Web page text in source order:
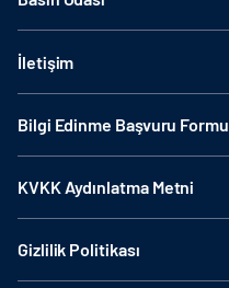
İletişim
Bilgi Edinme Başvuru Formu
KVKK Aydınlatma Metni
Gizlilik Politikası